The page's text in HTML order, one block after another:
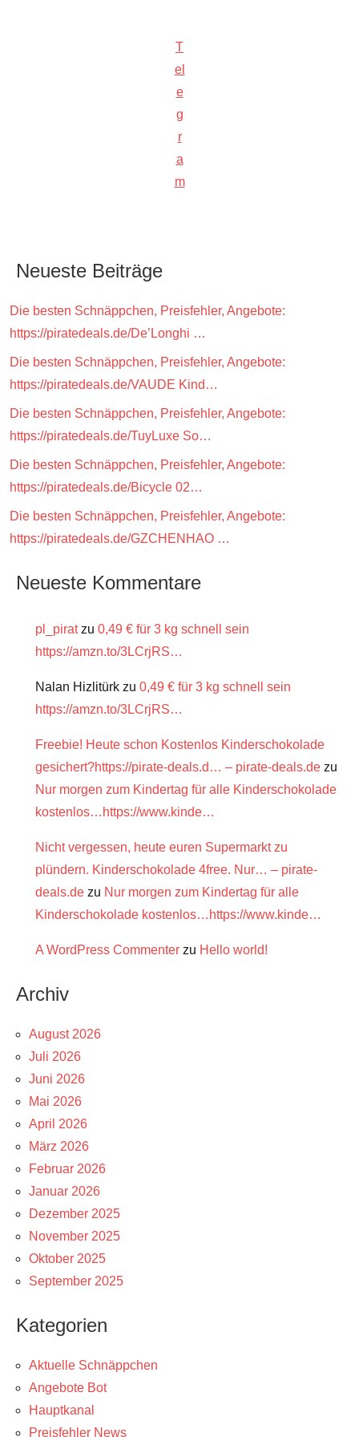
T
el
e
g
r
a
m
Neueste Beiträge
Die besten Schnäppchen, Preisfehler, Angebote:
https://piratedeals.de/De’Longhi …
Die besten Schnäppchen, Preisfehler, Angebote:
https://piratedeals.de/VAUDE Kind…
Die besten Schnäppchen, Preisfehler, Angebote:
https://piratedeals.de/TuyLuxe So…
Die besten Schnäppchen, Preisfehler, Angebote:
https://piratedeals.de/Bicycle 02…
Die besten Schnäppchen, Preisfehler, Angebote:
https://piratedeals.de/GZCHENHAO …
Neueste Kommentare
pl_piratzu 0,49 € für 3 kg schnell sein
https://amzn.to/3LCrjRS…
Nalan Hizlitürk zu 0,49 € für 3 kg schnell sein
https://amzn.to/3LCrjRS…
Freebie! Heute schon Kostenlos Kinderschokolade
gesichert?https://pirate-deals.d… – pirate-deals.de zu
Nur morgen zum Kindertag für alle Kinderschokolade
kostenlos…https://www.kinde…
Nicht vergessen, heute euren Supermarkt zu
plündern. Kinderschokolade 4free. Nur… – pirate-
deals.de zu Nur morgen zum Kindertag für alle
Kinderschokolade kostenlos…https://www.kinde…
A WordPress Commenter zu Hello world!
Archiv
August 2026
Juli 2026
Juni 2026
Mai 2026
April 2026
März 2026
Februar 2026
Januar 2026
Dezember 2025
November 2025
Oktober 2025
September 2025
Kategorien
Aktuelle Schnäppchen
Angebote Bot
Hauptkanal
Preisfehler News